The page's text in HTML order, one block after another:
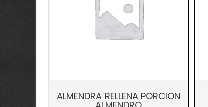
ALMENDRA RELLENA PORCION